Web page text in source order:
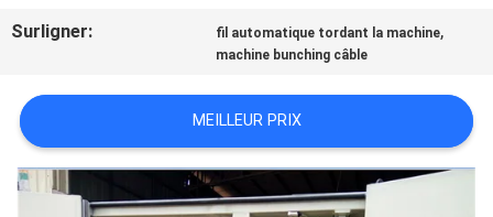
NOUVELLES
DEMANDEZ
UNE
CITATION
Surligner: fil automatique tordant la machine,
machine bunching câble
MEILLEUR PRIX